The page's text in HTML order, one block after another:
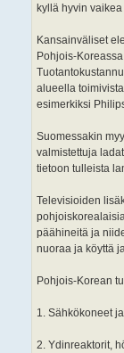
kyllä hyvin
Kansainväliset
Pohjois-
alueella
esimerkiksi
Suomessakin
valmistettuja
tietoon tulleista
Televisioiden
päähineitä ja
nuoraa ja köyttä
Pohjois-Korean
1. Sähkökoneet
2. Ydinreaktorit,